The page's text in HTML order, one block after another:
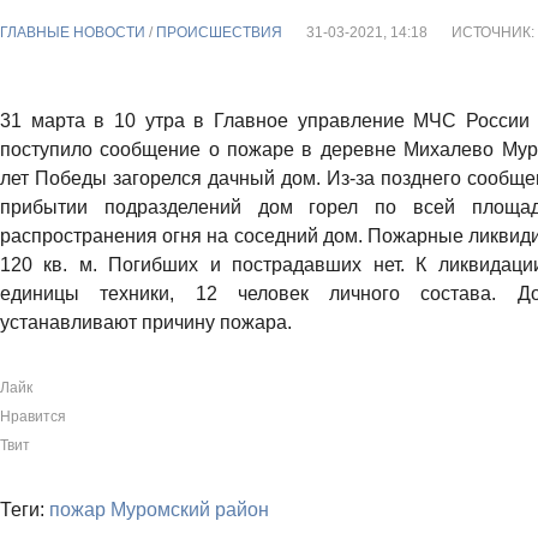
ГЛАВНЫЕ НОВОСТИ / ПРОИСШЕСТВИЯ 31-03-2021, 14:18 ИСТОЧНИК:
31 марта в 10 утра в Главное управление МЧС России
поступило сообщение о пожаре в деревне Михалево
лет Победы загорелся дачный дом. Из-за позднего
прибытии подразделений дом горел по всей
распространения огня на соседний дом. Пожарные
120 кв. м. Погибших и пострадавших нет. К
единицы техники, 12 человек личного состава.
устанавливают причину пожара.
Лайк
Нравится
Твит
Теги: пожар Муромский район